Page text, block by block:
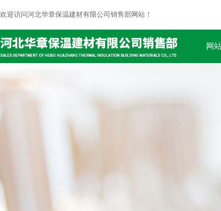
欢迎访问河北华章保温建材有限公司销售部网站！
网